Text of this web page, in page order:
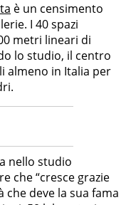
è un censimento
I 40 spazi
metri lineari di
lo studio, il centro
almeno in Italia per
nello studio
che “cresce grazie
che deve la sua fama